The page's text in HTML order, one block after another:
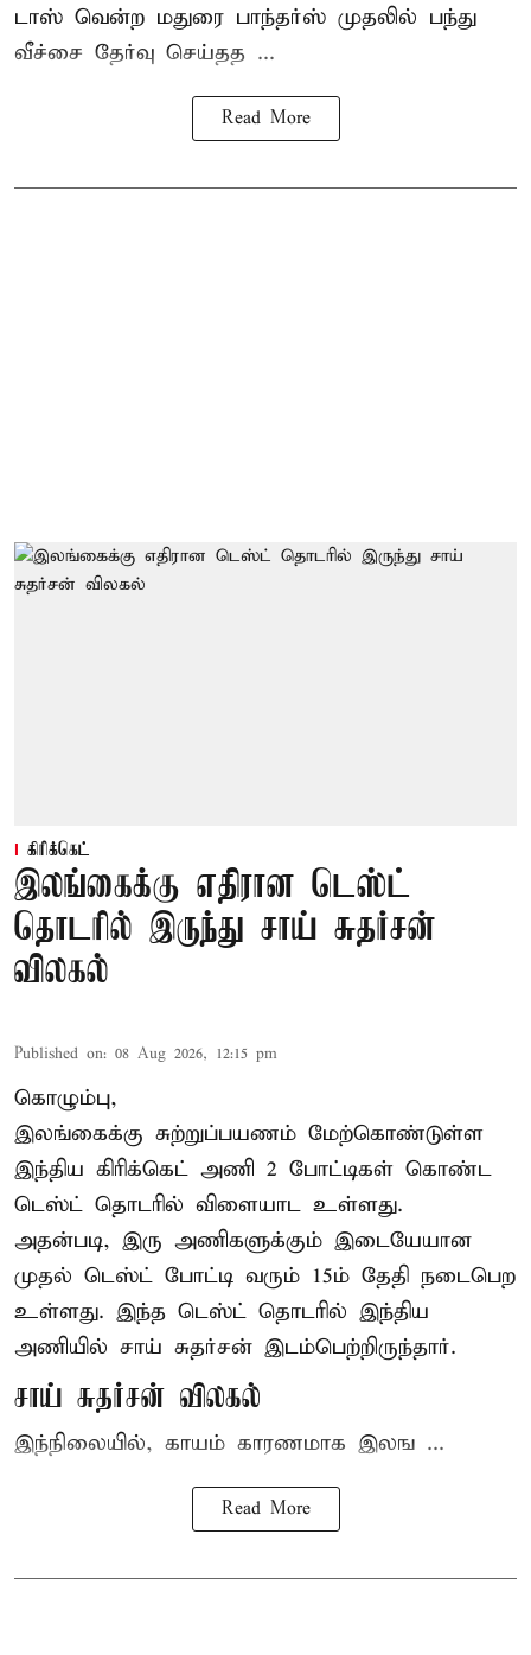
டாஸ் வென்ற மதுரை பாந்தர்ஸ் முதலில் பந்து
வீச்சை தேர்வு செய்தத ...
Read More
கிரிக்கெட்
இலங்கைக்கு எதிரான டெஸ்ட்
தொடரில் இருந்து சாய் சுதர்சன்
விலகல்
Published on: 08 Aug 2026, 12:15 pm
கொழும்பு,
இலங்கைக்கு சுற்றுப்பயணம் மேற்கொண்டுள்ள
இந்திய கிரிக்கெட் அணி 2 போட்டிகள் கொண்ட
டெஸ்ட் தொடரில் விளையாட உள்ளது.
அதன்படி, இரு அணிகளுக்கும் இடையேயான
முதல் டெஸ்ட் போட்டி வரும் 15ம் தேதி நடைபெற
உள்ளது. இந்த டெஸ்ட் தொடரில் இந்திய
அணியில் சாய் சுதர்சன் இடம்பெற்றிருந்தார்.
சாய் சுதர்சன் விலகல்
இந்நிலையில், காயம் காரணமாக இலங ...
Read More